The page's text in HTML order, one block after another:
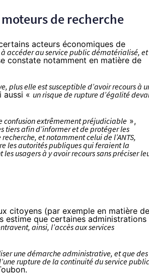
de recherche
acteurs économiques de
accéder au service public dématérialisé, et
constate notamment en matière de
plus elle est susceptible d’avoir recours à
« un risque de rupture d’égalité
confusion extrêmement préjudiciable »,
tiers afin d’informer et de protéger les
et notamment celui de l’ANTS,
les autorités publiques qui feraient la
usagers à y avoir recours sans préciser
citoyens (par exemple en matière de
estime que certaines administrations
ainsi, l’accès aux services
une démarche administrative, et que des
rupture de la continuité du service